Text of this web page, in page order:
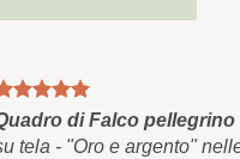
di Falco
tela - "Oro e argento"